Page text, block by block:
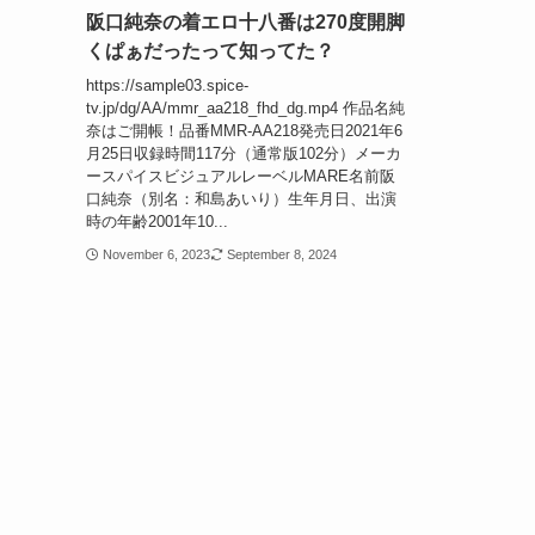
阪口純奈の着エロ十八番は270度開脚
くぱぁだったって知ってた？
https://sample03.spice-
tv.jp/dg/AA/mmr_aa218_fhd_dg.mp4 作品名純
奈はご開帳！品番MMR-AA218発売日2021年6
月25日収録時間117分（通常版102分）メーカ
ースパイスビジュアルレーベルMARE名前阪
口純奈（別名：和島あいり）生年月日、出演
時の年齢2001年10...
November 6, 2023 September 8, 2024